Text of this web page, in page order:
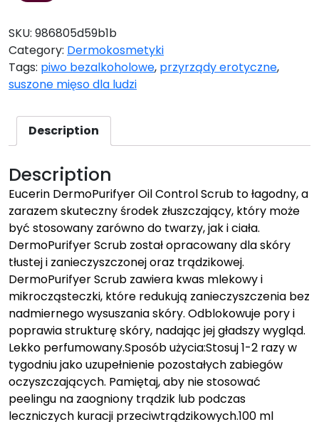
SKU: 986805d59b1b
Category: Dermokosmetyki
Tags: piwo bezalkoholowe, przyrządy erotyczne,
suszone mięso dla ludzi
Description
Description
Eucerin DermoPurifyer Oil Control Scrub to łagodny, a
zarazem skuteczny środek złuszczający, który może
być stosowany zarówno do twarzy, jak i ciała.
DermoPurifyer Scrub został opracowany dla skóry
tłustej i zanieczyszczonej oraz trądzikowej.
DermoPurifyer Scrub zawiera kwas mlekowy i
mikrocząsteczki, które redukują zanieczyszczenia bez
nadmiernego wysuszania skóry. Odblokowuje pory i
poprawia strukturę skóry, nadając jej gładszy wygląd.
Lekko perfumowany.Sposób użycia:Stosuj 1-2 razy w
tygodniu jako uzupełnienie pozostałych zabiegów
oczyszczających. Pamiętaj, aby nie stosować
peelingu na zaogniony trądzik lub podczas
leczniczych kuracji przeciwtrądzikowych.100 ml